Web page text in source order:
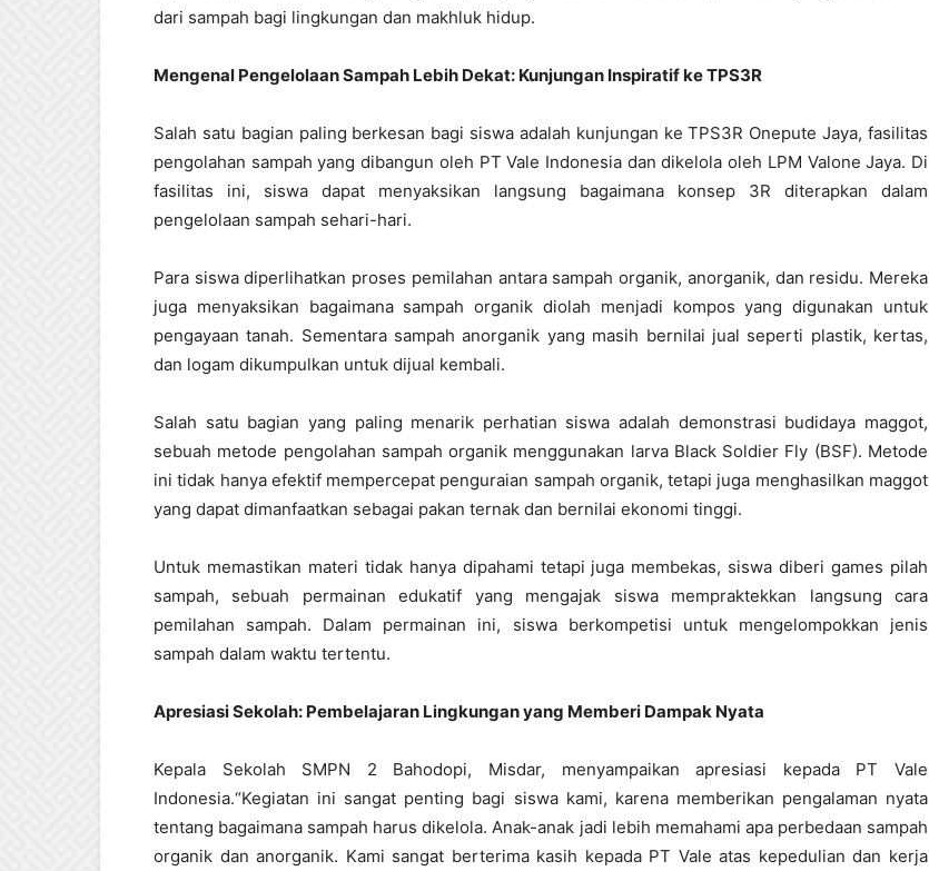
dari sampah bagi lingkungan dan makhluk hidup.
Mengenal Pengelolaan Sampah Lebih Dekat: Kunjungan Inspiratif ke TPS3R
Salah satu bagian paling berkesan bagi siswa adalah kunjungan ke TPS3R Onepute Jaya, fasilitas
pengolahan sampah yang dibangun oleh PT Vale Indonesia dan dikelola oleh LPM Valone Jaya. Di
fasilitas ini, siswa dapat menyaksikan langsung bagaimana konsep 3R diterapkan dalam
pengelolaan sampah sehari-hari.
Para siswa diperlihatkan proses pemilahan antara sampah organik, anorganik, dan residu. Mereka
juga menyaksikan bagaimana sampah organik diolah menjadi kompos yang digunakan untuk
pengayaan tanah. Sementara sampah anorganik yang masih bernilai jual seperti plastik, kertas,
dan logam dikumpulkan untuk dijual kembali.
Salah satu bagian yang paling menarik perhatian siswa adalah demonstrasi budidaya maggot,
sebuah metode pengolahan sampah organik menggunakan larva Black Soldier Fly (BSF). Metode
ini tidak hanya efektif mempercepat penguraian sampah organik, tetapi juga menghasilkan maggot
yang dapat dimanfaatkan sebagai pakan ternak dan bernilai ekonomi tinggi.
Untuk memastikan materi tidak hanya dipahami tetapi juga membekas, siswa diberi games pilah
sampah, sebuah permainan edukatif yang mengajak siswa mempraktekkan langsung cara
pemilahan sampah. Dalam permainan ini, siswa berkompetisi untuk mengelompokkan jenis
sampah dalam waktu tertentu.
Apresiasi Sekolah: Pembelajaran Lingkungan yang Memberi Dampak Nyata
Kepala Sekolah SMPN 2 Bahodopi, Misdar, menyampaikan apresiasi kepada PT Vale
Indonesia.“Kegiatan ini sangat penting bagi siswa kami, karena memberikan pengalaman nyata
tentang bagaimana sampah harus dikelola. Anak-anak jadi lebih memahami apa perbedaan sampah
organik dan anorganik. Kami sangat berterima kasih kepada PT Vale atas kepedulian dan kerja